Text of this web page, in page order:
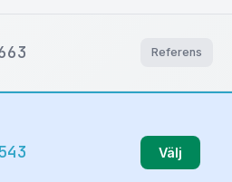
Referens
Välj